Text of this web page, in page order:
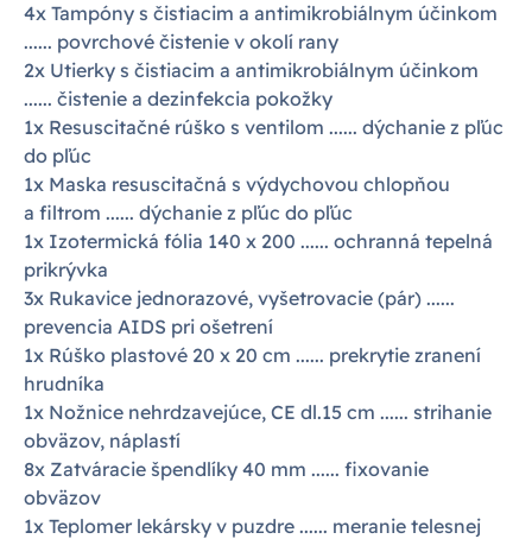
4x Tampóny s čistiacim a antimikrobiálnym účinkom
...... povrchové čistenie v okolí rany
2x Utierky s čistiacim a antimikrobiálnym účinkom
...... čistenie a dezinfekcia pokožky
1x Resuscitačné rúško s ventilom ...... dýchanie z pľúc
do pľúc
1x Maska resuscitačná s výdychovou chlopňou
a filtrom ...... dýchanie z pľúc do pľúc
1x Izotermická fólia 140 x 200 ...... ochranná tepelná
prikrývka
3x Rukavice jednorazové, vyšetrovacie (pár) ......
prevencia AIDS pri ošetrení
1x Rúško plastové 20 x 20 cm ...... prekrytie zranení
hrudníka
1x Nožnice nehrdzavejúce, CE dl.15 cm ...... strihanie
obväzov, náplastí
8x Zatváracie špendlíky 40 mm ...... fixovanie
obväzov
1x Teplomer lekársky v puzdre ...... meranie telesnej